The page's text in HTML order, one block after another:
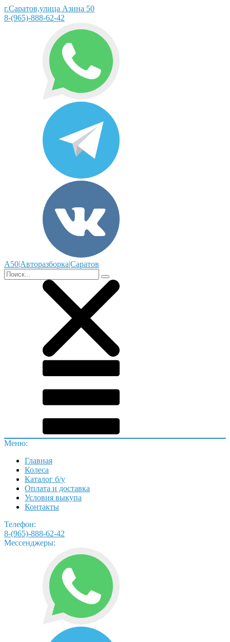
г.Саратов,улица Азина 50
8-(965)-888-62-42
А50|Авторазборка|Саратов
Меню:
Главная
Колеса
Каталог б/у
Оплата и доставка
Условия выкупа
Контакты
Телефон:
8-(965)-888-62-42
Мессенджеры: